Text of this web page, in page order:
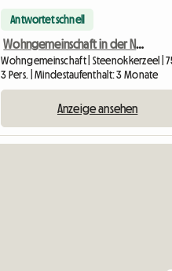
Antwortet schnell
Wohngemeinschaft in der Nähe des Flughafens – IDEAL FÜR LUFTFAHRTPERSONAL
Wohngemeinschaft | Steenokkerzeel |
3 Pers. | Mindestaufenthalt: 3 Monate
Anzeige ansehen